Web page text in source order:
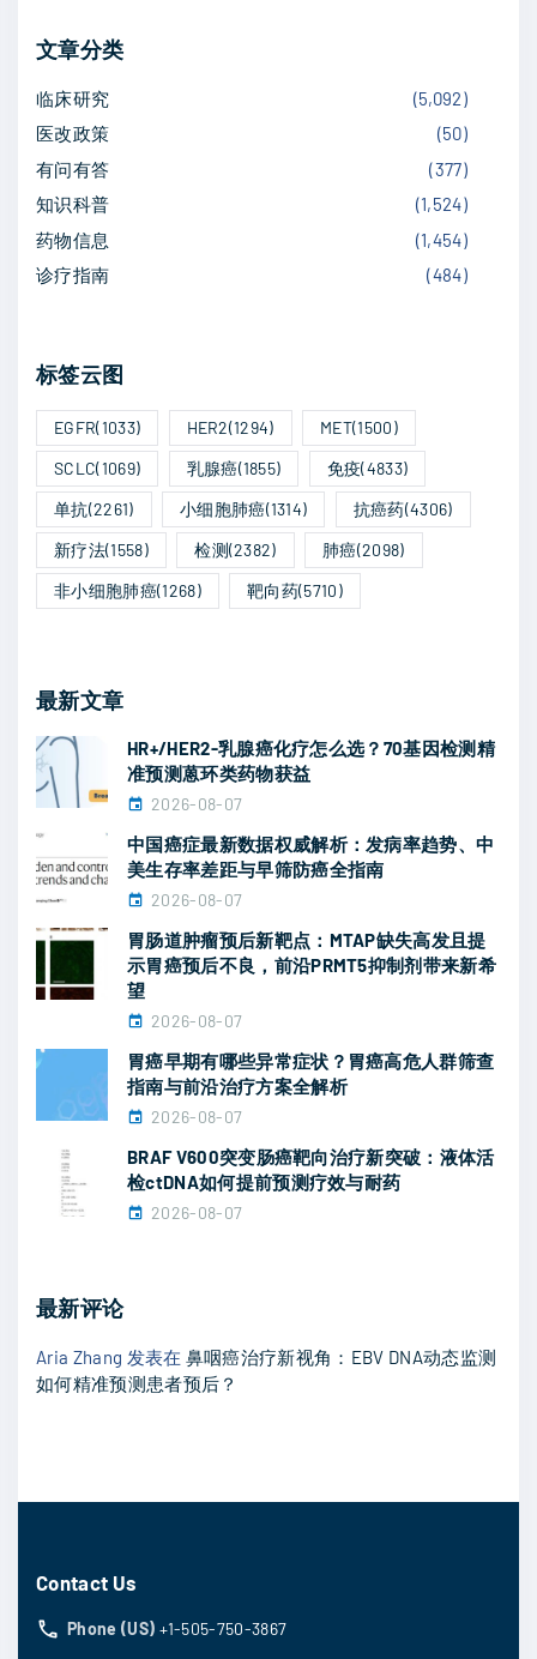
单
抗
显
著
延
长
存
期
"
o
u
s
p
a
e
文章分类
临床研究 (5,092)
(50)
医改政策
(377)
有问有答
知识科普
(1,524)
药物信息
(1,454)
(484)
诊疗指南
标签云图
EGFR(1033) HER2(1294) MET(1500)
SCLC(1069) 乳腺癌(1855) 免疫(4833)
单抗(2261) 小细胞肺癌(1314) 抗癌药(4306)
新疗法(1558) 检测(2382) 肺癌(2098)
非小细胞肺癌(1268) 靶向药(5710)
最新文章
HR+/HER2-乳腺癌化疗怎么选？70基因检测精
准预测蒽环类药物获益
2026-08-07
中国癌症最新数据权威解析：发病率趋势、中
美生存率差距与早筛防癌全指南
2026-08-07
胃肠道肿瘤预后新靶点：MTAP缺失高发且提
示胃癌预后不良，前沿PRMT5抑制剂带来新希
望
2026-08-07
胃癌早期有哪些异常症状？胃癌高危人群筛查
指南与前沿治疗方案全解析
2026-08-07
BRAF V600突变肠癌靶向治疗新突破：液体活
检ctDNA如何提前预测疗效与耐药
2026-08-07
最新评论
Aria Zhang 发表在 鼻咽癌治疗新视角：EBV DNA动态监测
如何精准预测患者预后？
Contact Us
Phone (US) +1-505-750-3867